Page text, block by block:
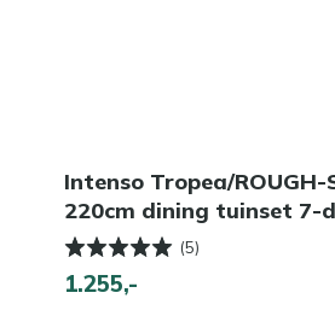
Intenso Tropea/ROUGH-
220cm dining tuinset 7-
(5)
1.255,-